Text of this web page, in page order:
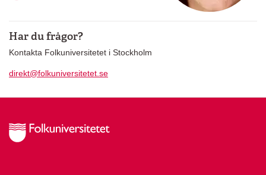
Har du frågor?
Kontakta Folkuniversitetet i Stockholm
direkt@folkuniversitetet.se